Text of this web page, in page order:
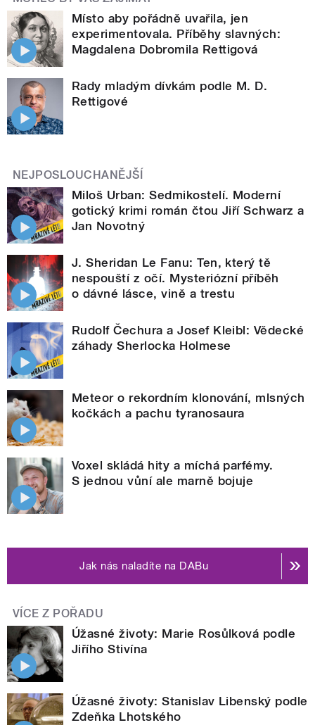
Místo aby pořádně uvařila, jen
experimentovala. Příběhy slavných:
Magdalena Dobromila Rettigová
Rady mladým dívkám podle M. D.
Rettigové
NEJPOSLOUCHANĚJŠÍ
Miloš Urban: Sedmikostelí. Moderní
gotický krimi román čtou Jiří Schwarz a
Jan Novotný
J. Sheridan Le Fanu: Ten, který tě
nespouští z očí. Mysteriózní příběh
o dávné lásce, vině a trestu
Rudolf Čechura a Josef Kleibl: Vědecké
záhady Sherlocka Holmese
Meteor o rekordním klonování, mlsných
kočkách a pachu tyranosaura
Voxel skládá hity a míchá parfémy.
S jednou vůní ale marně bojuje
Jak nás naladíte na DABu
VÍCE Z POŘADU
Úžasné životy: Marie Rosůlková podle
Jiřího Stivína
Úžasné životy: Stanislav Libenský podle
Zdeňka Lhotského